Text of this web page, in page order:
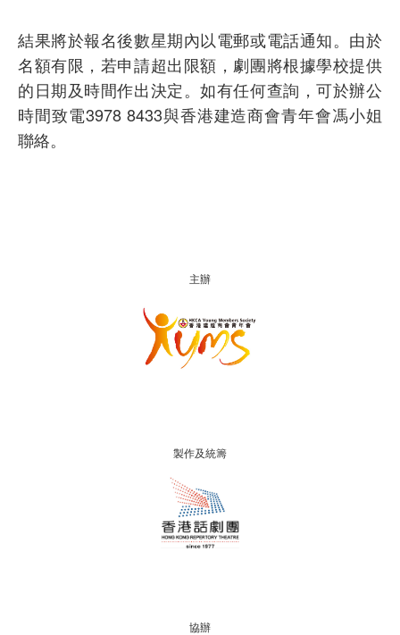
結果將於報名後數星期內以電郵或電話通知。由於
名額有限，若申請超出限額，劇團將根據學校提供
的日期及時間作出決定。如有任何查詢，可於辦公
時間致電3978 8433與香港建造商會青年會馮小姐
聯絡。
主辦
製作及統籌
協辦